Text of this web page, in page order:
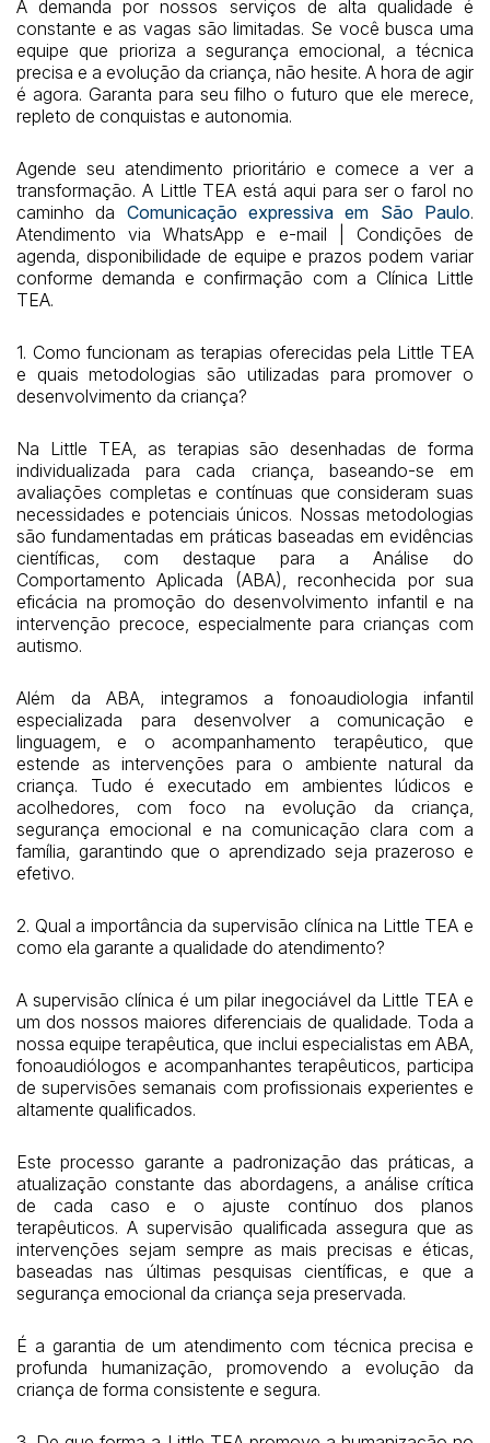
A demanda por nossos serviços de alta qualidade é
constante e as vagas são limitadas. Se você busca uma
equipe que prioriza a segurança emocional, a técnica
precisa e a evolução da criança, não hesite. A hora de agir
é agora. Garanta para seu filho o futuro que ele merece,
repleto de conquistas e autonomia.
Agende seu atendimento prioritário e comece a ver a
transformação. A Little TEA está aqui para ser o farol no
caminho da Comunicação expressiva em São Paulo.
Atendimento via WhatsApp e e-mail | Condições de
agenda, disponibilidade de equipe e prazos podem variar
conforme demanda e confirmação com a Clínica Little
TEA.
1. Como funcionam as terapias oferecidas pela Little TEA
e quais metodologias são utilizadas para promover o
desenvolvimento da criança?
Na Little TEA, as terapias são desenhadas de forma
individualizada para cada criança, baseando-se em
avaliações completas e contínuas que consideram suas
necessidades e potenciais únicos. Nossas metodologias
são fundamentadas em práticas baseadas em evidências
científicas, com destaque para a Análise do
Comportamento Aplicada (ABA), reconhecida por sua
eficácia na promoção do desenvolvimento infantil e na
intervenção precoce, especialmente para crianças com
autismo.
Além da ABA, integramos a fonoaudiologia infantil
especializada para desenvolver a comunicação e
linguagem, e o acompanhamento terapêutico, que
estende as intervenções para o ambiente natural da
criança. Tudo é executado em ambientes lúdicos e
acolhedores, com foco na evolução da criança,
segurança emocional e na comunicação clara com a
família, garantindo que o aprendizado seja prazeroso e
efetivo.
2. Qual a importância da supervisão clínica na Little TEA e
como ela garante a qualidade do atendimento?
A supervisão clínica é um pilar inegociável da Little TEA e
um dos nossos maiores diferenciais de qualidade. Toda a
nossa equipe terapêutica, que inclui especialistas em ABA,
fonoaudiólogos e acompanhantes terapêuticos, participa
de supervisões semanais com profissionais experientes e
altamente qualificados.
Este processo garante a padronização das práticas, a
atualização constante das abordagens, a análise crítica
de cada caso e o ajuste contínuo dos planos
terapêuticos. A supervisão qualificada assegura que as
intervenções sejam sempre as mais precisas e éticas,
baseadas nas últimas pesquisas científicas, e que a
segurança emocional da criança seja preservada.
É a garantia de um atendimento com técnica precisa e
profunda humanização, promovendo a evolução da
criança de forma consistente e segura.